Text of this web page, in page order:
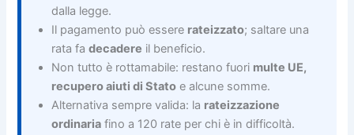
dalla legge.
Il pagamento può essere rateizzato; saltare una
rata fadecadere il beneficio.
Non tutto è rottamabile: restano fuori multe UE,
recupero aiuti di Stato e alcune somme.
Alternativa sempre valida: la rateizzazione
ordinaria fino a 120 rate per chi è in difficoltà.